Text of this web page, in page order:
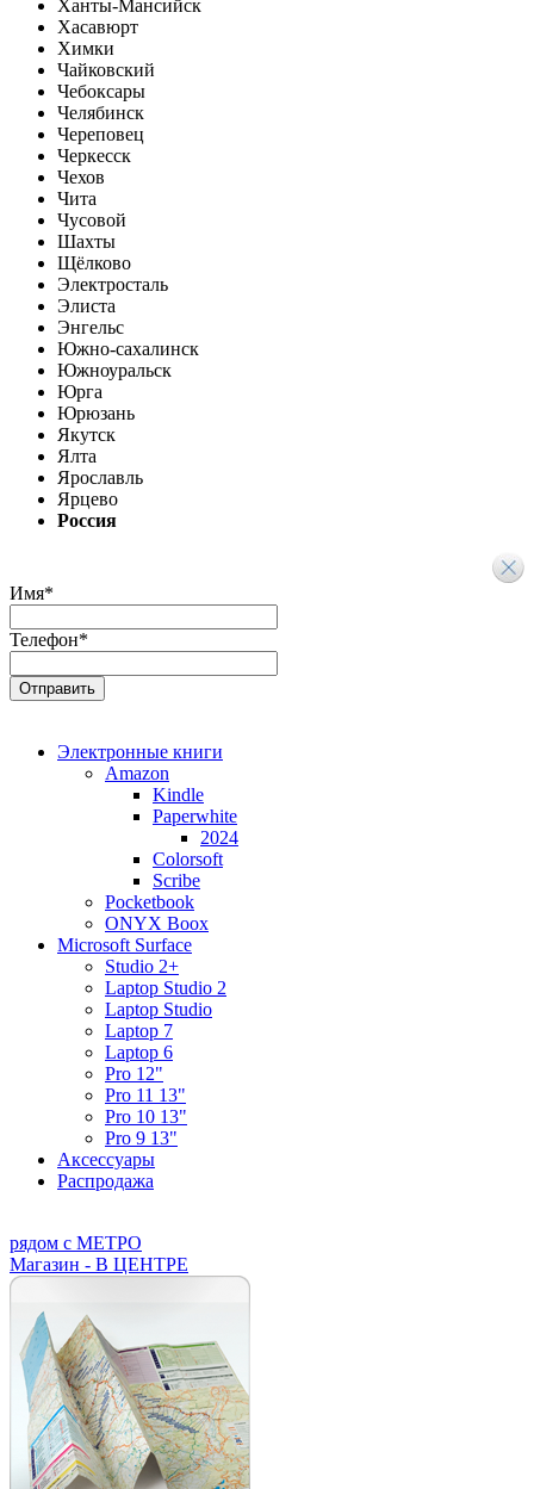
Ханты-Мансийск
Хасавюрт
Химки
Чайковский
Чебоксары
Челябинск
Череповец
Черкесск
Чехов
Чита
Чусовой
Шахты
Щёлково
Электросталь
Элиста
Энгельс
Южно-сахалинск
Южноуральск
Юрга
Юрюзань
Якутск
Ялта
Ярославль
Ярцево
Россия
Имя*
Телефон*
Электронные книги
Amazon
Kindle
Paperwhite
2024
Colorsoft
Scribe
Pocketbook
ONYX Boox
Microsoft Surface
Studio 2+
Laptop Studio 2
Laptop Studio
Laptop 7
Laptop 6
Pro 12"
Pro 11 13"
Pro 10 13"
Pro 9 13"
Аксессуары
Распродажа
рядом с МЕТРО
Магазин - В ЦЕНТРЕ